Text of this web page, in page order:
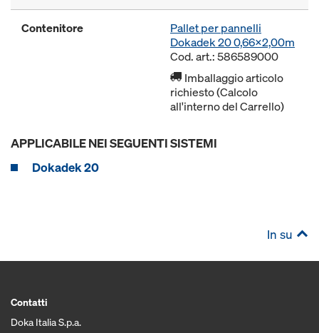
Contenitore
Pallet per pannelli
Dokadek 20 0,66x2,00m
Cod. art.: 586589000
Imballaggio articolo
richiesto (Calcolo
all'interno del Carrello)
APPLICABILE NEI SEGUENTI SISTEMI
Dokadek 20
In su
Contatti
Doka Italia S.p.a.